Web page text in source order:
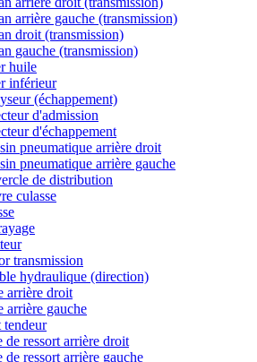
arrière gauche (transmission)
droit (transmission)
gauche (transmission)
huile
inférieur
(échappement)
d'admission
d'échappement
pneumatique arrière droit
pneumatique arrière gauche
de distribution
culasse
transmission
hydraulique (direction)
arrière droit
arrière gauche
tendeur
de ressort arrière droit
de ressort arrière gauche